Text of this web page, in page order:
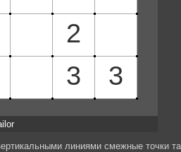
линиями смежные точки